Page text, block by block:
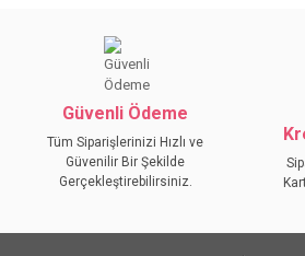
Güvenli Ödeme
Tüm Siparişlerinizi Hızlı ve
Güvenilir Bir Şekilde
Gerçekleştirebilirsiniz.